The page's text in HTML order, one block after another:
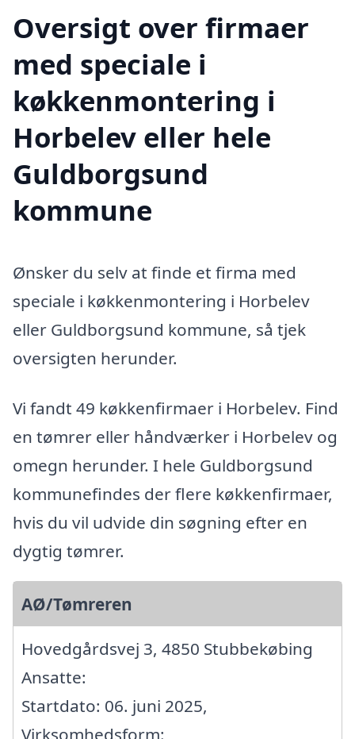
Oversigt over firmaer
med speciale i
køkkenmontering i
Horbelev eller hele
Guldborgsund
kommune
Ønsker du selv at finde et firma med
speciale i køkkenmontering i Horbelev
eller Guldborgsund kommune, så tjek
oversigten herunder.
Vi fandt 49 køkkenfirmaer i Horbelev. Find
en tømrer eller håndværker i Horbelev og
omegn herunder. I hele Guldborgsund
kommunefindes der flere køkkenfirmaer,
hvis du vil udvide din søgning efter en
dygtig tømrer.
AØ/Tømreren
Hovedgårdsvej 3, 4850 Stubbekøbing
Ansatte:
Startdato: 06. juni 2025,
Virksomhedsform: